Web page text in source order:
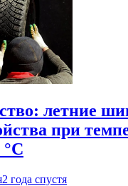
летние
при
2 года спустя